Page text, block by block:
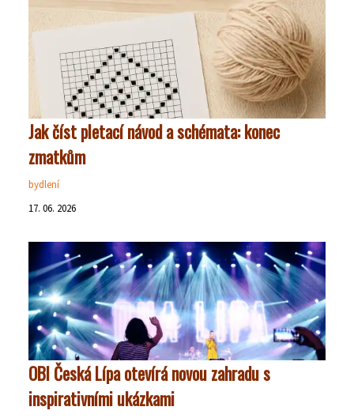
Jak číst pletací návod a schémata: konec
zmatkům
bydlení
17. 06. 2026
OBI Česká Lípa otevírá novou zahradu s
inspirativními ukázkami